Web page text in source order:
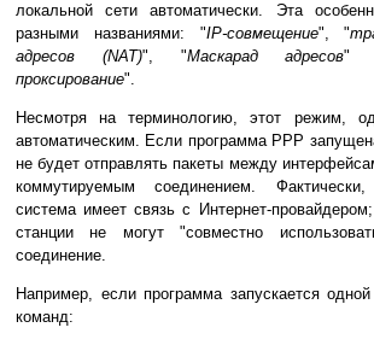
локальной сети автоматически. Эта
разными названиями: "IP-совмещение", "
адресов (NAT)", "Маскарад адресов"
проксирование".
Несмотря на терминологию, этот режим,
автоматическим. Если программа PPP
не будет отправлять пакеты между
коммутируемым соединением.
система имеет связь с Интернет-
станции не могут "совместно
соединение.
Например, если программа запускается
команд: